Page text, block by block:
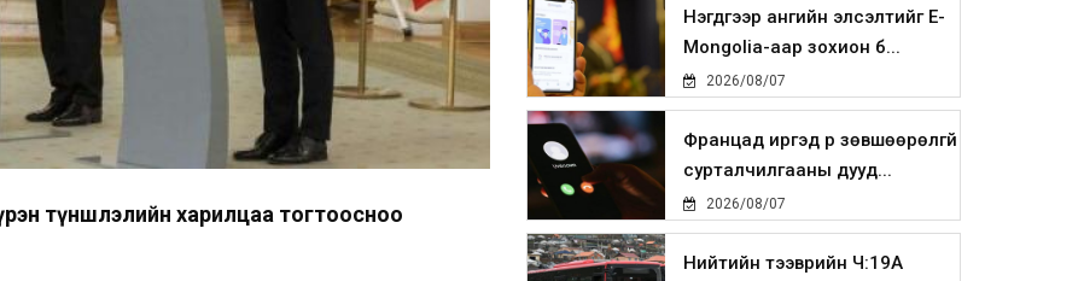
түншлэлийн харилцаа тогтоосноо
Нэгдүгээр ангийн элсэлтийг E-
Mongolia-аар зохион б...
2026/08/07
Францад иргэд рүү зөвшөөрөлгүй
сурталчилгааны дууд...
2026/08/07
Нийтийн тээврийн Ч:19А